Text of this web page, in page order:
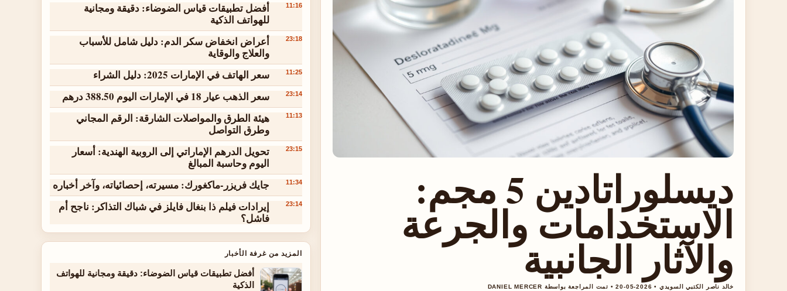
ديسلوراتادين 5 مجم:
الاستخدامات والجرعة
والآثار الجانبية
خالد ناصر الكتبي السويدي • 2026-05-20 • تمت المراجعة بواسطة DANIEL MERCER
11:16
أفضل تطبيقات قياس الضوضاء: دقيقة ومجانية
للهواتف الذكية
23:18
أعراض انخفاض سكر الدم: دليل شامل للأسباب
والعلاج والوقاية
11:25 سعر الهاتف في الإمارات 2025: دليل الشراء
23:14 سعر الذهب عيار 18 في الإمارات اليوم 388.50 درهم
11:13
هيئة الطرق والمواصلات الشارقة: الرقم المجاني
وطرق التواصل
23:15
تحويل الدرهم الإماراتي إلى الروبية الهندية: أسعار
اليوم وحاسبة المبالغ
11:34 جايك فريزر-ماكغورك: مسيرته، إحصائياته، وآخر أخباره
23:14
إيرادات فيلم ذا بنغال فايلز في شباك التذاكر: ناجح أم
فاشل؟
المزيد من غرفة الأخبار
أفضل تطبيقات قياس الضوضاء: دقيقة ومجانية للهواتف
الذكية